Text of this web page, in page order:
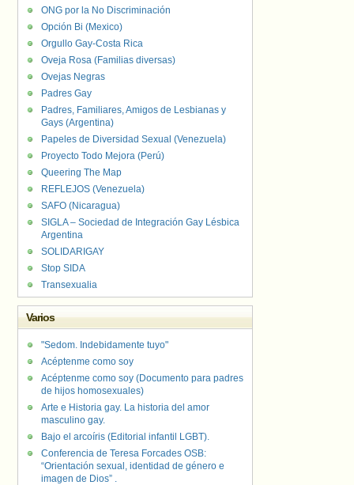
ONG por la No Discriminación
Opción Bi (Mexico)
Orgullo Gay-Costa Rica
Oveja Rosa (Familias diversas)
Ovejas Negras
Padres Gay
Padres, Familiares, Amigos de Lesbianas y
Gays (Argentina)
Papeles de Diversidad Sexual (Venezuela)
Proyecto Todo Mejora (Perú)
Queering The Map
REFLEJOS (Venezuela)
SAFO (Nicaragua)
SIGLA – Sociedad de Integración Gay Lésbica
Argentina
SOLIDARIGAY
Stop SIDA
Transexualia
Varios
"Sedom. Indebidamente tuyo"
Acéptenme como soy
Acéptenme como soy (Documento para padres
de hijos homosexuales)
Arte e Historia gay. La historia del amor
masculino gay.
Bajo el arcoíris (Editorial infantil LGBT).
Conferencia de Teresa Forcades OSB:
“Orientación sexual, identidad de género e
imagen de Dios” .